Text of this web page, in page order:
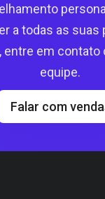
a todas as suas
entre em contato
equipe.
Falar com